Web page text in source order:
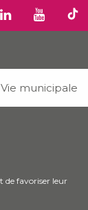
Vie municipale
de favoriser leur